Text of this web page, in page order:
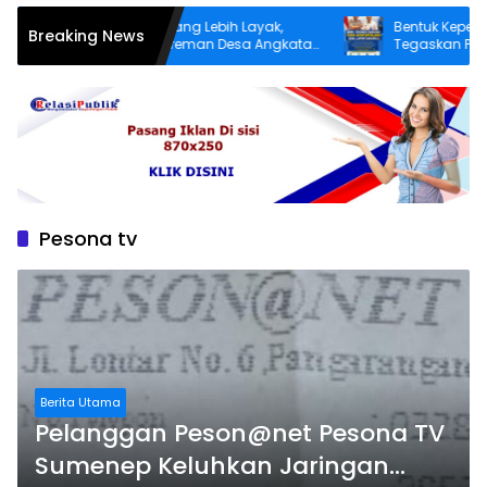
Breaking News
Demi Infrastruktur yang Lebih Layak,
Warga Dusun Patereman Desa Angkatan
Lakukan Swadaya Perbaiki Jalan Rusak
Bentuk Kepedulian
Tegaskan Pecandu
Sukarela Tidak
Pesona tv
Berita Utama
Pelanggan Peson@net Pesona TV
Sumenep Keluhkan Jaringan